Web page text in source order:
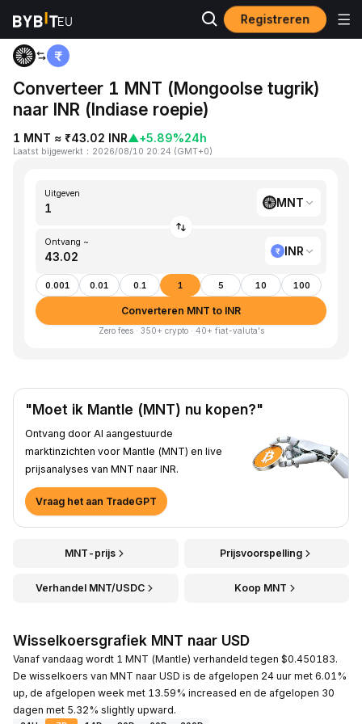
Registreren
Startpagina
Converteer 1 MNT (Mongoolse tugrik)
naar INR (Indiase roepie)
1 MNT ≈ ₹43.02 INR▲+5.89%24h
Laatst bijgewerkt ： 2026/08/10 20:24 (GMT+0)
Uitgeven
MNT
Ontvang ~
INR
0.001 0.01 0.1 1 5 10 100
Converteren MNT to INR
Zero fees · 350+ crypto · 40+ fiat-valuta's
"Moet ik Mantle (MNT) nu kopen?"
Ontvang door AI aangestuurde
marktinzichten voor Mantle (MNT) en live
prijsanalyses van MNT naar INR.
Vraag het aan TradeGPT
MNT-prijs Prijsvoorspelling
Verhandel MNT/USDC Koop MNT
Wisselkoersgrafiek MNT naar USD
Vanaf vandaag wordt 1 MNT (Mantle) verhandeld tegen $0.450183.
De wisselkoers van MNT naar USD is de afgelopen 24 uur met 6.01%
up, de afgelopen week met 13.59% increased en de afgelopen 30
dagen met 5.32% slightly upward.